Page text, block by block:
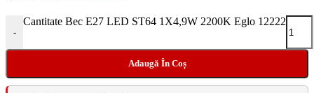
-
Cantitate Bec E27 LED ST64 1X4,9W 2200K Eglo 12222
Adaugă În Coș